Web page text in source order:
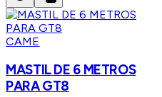
CAME
MASTIL DE 6 METROS
PARA GT8